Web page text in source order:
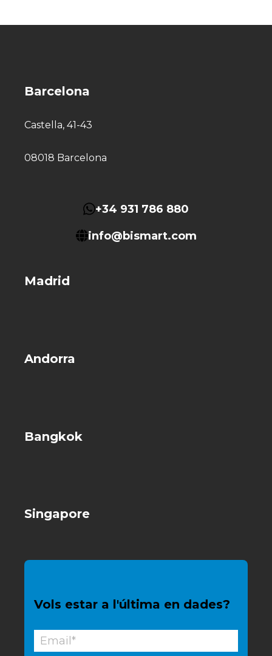
Barcelona
Castella, 41-43
08018 Barcelona
+34 931 786 880
info@bismart.com
Madrid
Andorra
Bangkok
Singapore
Vols estar a l'última en dades?